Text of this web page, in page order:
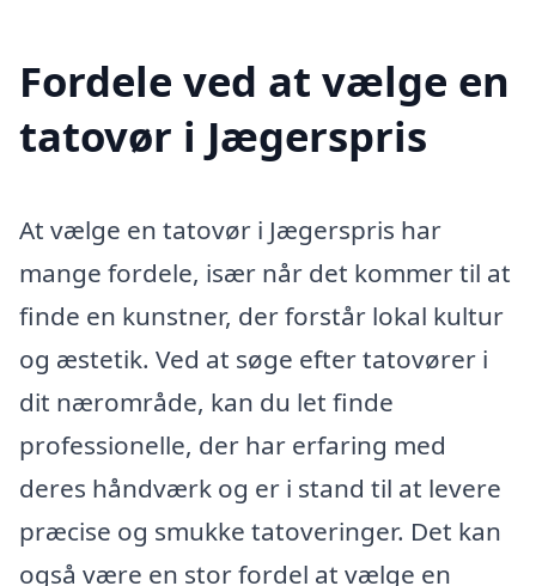
Fordele ved at vælge en
tatovør i Jægerspris
At vælge en tatovør i Jægerspris har
mange fordele, især når det kommer til at
finde en kunstner, der forstår lokal kultur
og æstetik. Ved at søge efter tatovører i
dit nærområde, kan du let finde
professionelle, der har erfaring med
deres håndværk og er i stand til at levere
præcise og smukke tatoveringer. Det kan
også være en stor fordel at vælge en